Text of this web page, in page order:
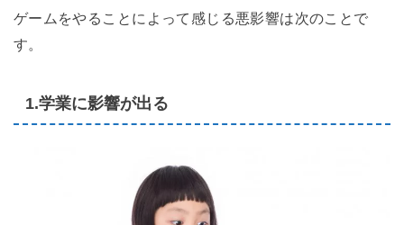
ゲームをやることによって感じる悪影響は次のことで
す。
1.学業に影響が出る